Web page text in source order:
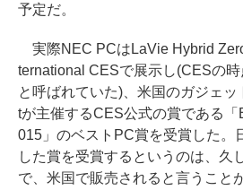
予定だ。
実際NEC PCはLaVie Hybrid
ternational CESで展示し(CESの
と呼ばれていた)、米国のガジェ
tが主催するCES公式の賞である「
015」のベストPC賞を受賞した。
した賞を受賞するというのは、久
で、米国で販売されると言うこと